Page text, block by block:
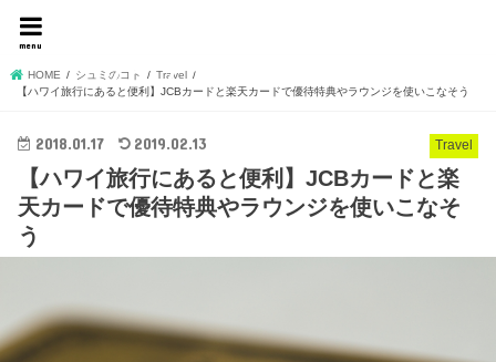
ザイナーshojiの独り言
menu
HOME シュミのコト
Travel
【ハワイ旅行にあると便利】JCBカードと楽天カードで優待特典やラウンジを使いこなそう
Travel
2018.01.17 2019.02.13
【ハワイ旅行にあると便利】JCBカードと楽
天カードで優待特典やラウンジを使いこなそ
う